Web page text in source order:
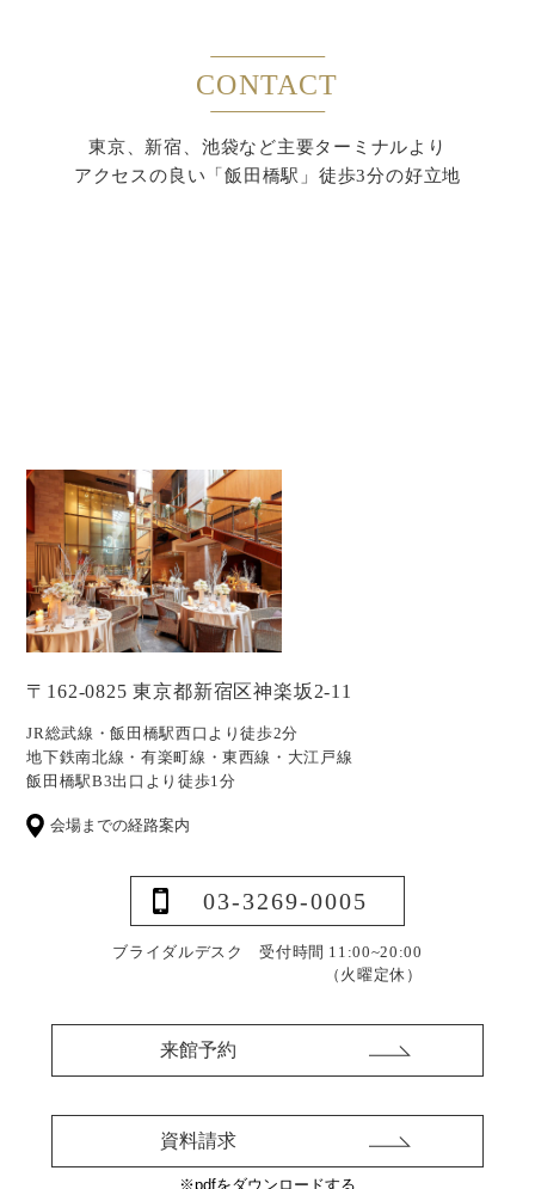
CONTACT
東京、新宿、池袋など主要ターミナルより
アクセスの良い「飯田橋駅」徒歩3分の好立地
〒162-0825 東京都新宿区神楽坂2-11
JR総武線・飯田橋駅西口より徒歩2分
地下鉄南北線・有楽町線・東西線・大江戸線
飯田橋駅B3出口より徒歩1分
会場までの経路案内
03-3269-0005
ブライダルデスク 受付時間 11:00~20:00
（火曜定休）
来館予約
資料請求
※pdfをダウンロードする